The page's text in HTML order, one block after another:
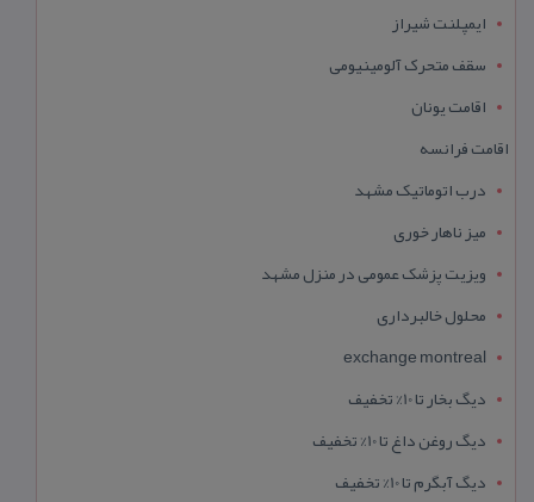
ایمپلنت شیراز
سقف متحرک آلومینیومی
اقامت یونان
اقامت فرانسه
درب اتوماتیک مشهد
میز ناهار خوری
ویزیت پزشک عمومی در منزل مشهد
محلول خالبرداری
exchange montreal
دیگ بخار تا 10% تخفیف
دیگ روغن داغ تا 10% تخفیف
دیگ آبگرم تا 10% تخفیف